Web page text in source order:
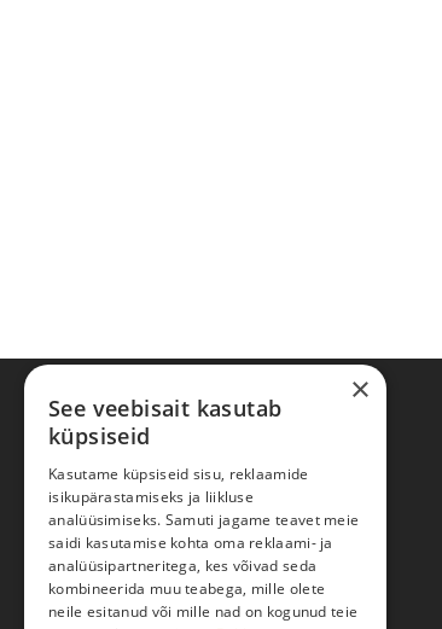
Pariisi Vesi OÜ
Tüve 54-2, Tallinn 13418
×
See veebisait kasutab
küpsiseid
Kasutame küpsiseid sisu, reklaamide
isikupärastamiseks ja liikluse
analüüsimiseks. Samuti jagame teavet meie
saidi kasutamise kohta oma reklaami- ja
analüüsipartneritega, kes võivad seda
kombineerida muu teabega, mille olete
neile esitanud või mille nad on kogunud teie